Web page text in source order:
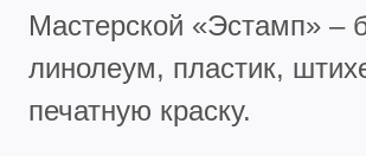
Мастерской «Эстамп» –
линолеум, пластик,
печатную краску.